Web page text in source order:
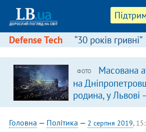
Defense Tech “30 років гривні”
ФОТО
Масована
на
родина, у Львові
(доповнюється)
Головна — Політика — 2 серпня 2019,